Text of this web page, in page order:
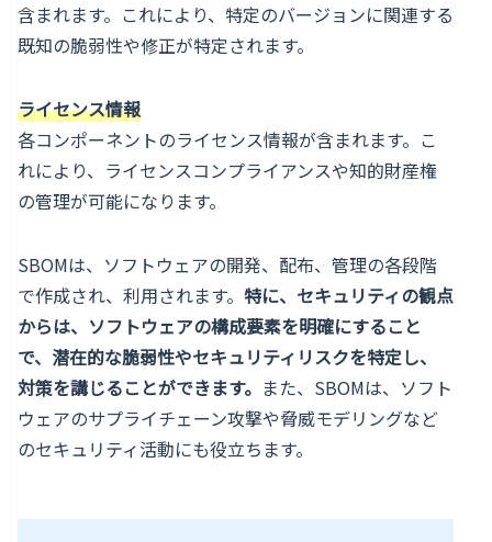
含まれます。これにより、特定のバージョンに関連する
既知の脆弱性や修正が特定されます。
ライセンス情報
各コンポーネントのライセンス情報が含まれます。こ
れにより、ライセンスコンプライアンスや知的財産権
の管理が可能になります。
SBOMは、ソフトウェアの開発、配布、管理の各段階
で作成され、利用されます。 特に、セキュリティの観点
からは、ソフトウェアの構成要素を明確にすること
で、潜在的な脆弱性やセキュリティリスクを特定し、
対策を講じることができます。 また、SBOMは、ソフト
ウェアのサプライチェーン攻撃や脅威モデリングなど
のセキュリティ活動にも役立ちます。